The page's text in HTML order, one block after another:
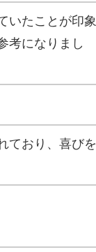
いたことが印象
考になりまし
ており、喜びを